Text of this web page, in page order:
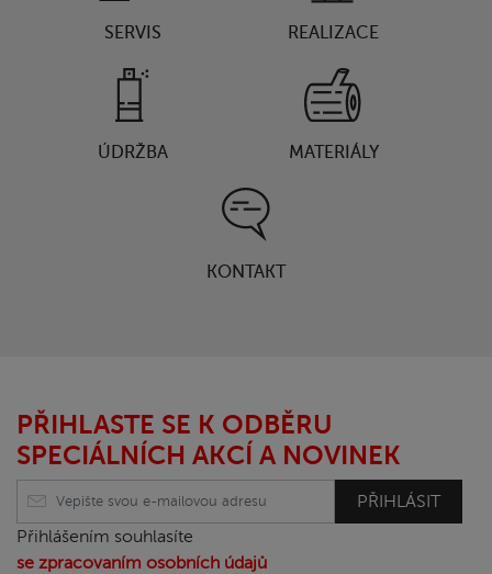
SERVIS REALIZACE
ÚDRŽBA MATERIÁLY
KONTAKT
PŘIHLASTE SE K ODBĚRU
SPECIÁLNÍCH AKCÍ A NOVINEK
PŘIHLÁSIT
Přihlášením souhlasíte
se zpracovaním osobních údajů